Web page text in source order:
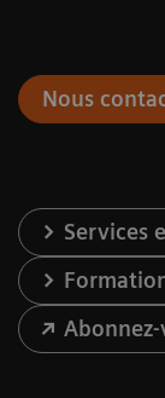
Nous
Services